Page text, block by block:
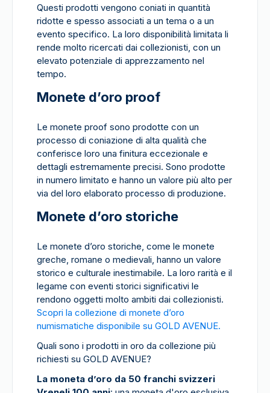
Questi prodotti vengono coniati in quantità
ridotte e spesso associati a un tema o a un
evento specifico. La loro disponibilità limitata li
rende molto ricercati dai collezionisti, con un
elevato potenziale di apprezzamento nel
tempo.
Monete d’oro proof
Le monete proof sono prodotte con un
processo di coniazione di alta qualità che
conferisce loro una finitura eccezionale e
dettagli estremamente precisi. Sono prodotte
in numero limitato e hanno un valore più alto per
via del loro elaborato processo di produzione.
Monete d’oro storiche
Le monete d’oro storiche, come le monete
greche, romane o medievali, hanno un valore
storico e culturale inestimabile. La loro rarità e il
legame con eventi storici significativi le
rendono oggetti molto ambiti dai collezionisti.
Scopri la collezione di monete d’oro
numismatiche disponibile su GOLD AVENUE.
Quali sono i prodotti in oro da collezione più
richiesti su GOLD AVENUE?
La moneta d’oro da 50 franchi svizzeri